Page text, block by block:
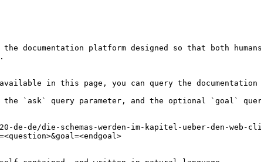
documentation platform designed so that both
in this page, you can query the documentation
the `ask` query parameter, and the optional `goal`
de-de/die-schemas-werden-im-kapitel-ueber-den-